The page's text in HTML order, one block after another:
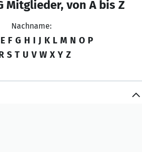
Mitglieder, von A bis Z
Nachname:
E F G H I J K L M N O P
S T U V W X Y Z